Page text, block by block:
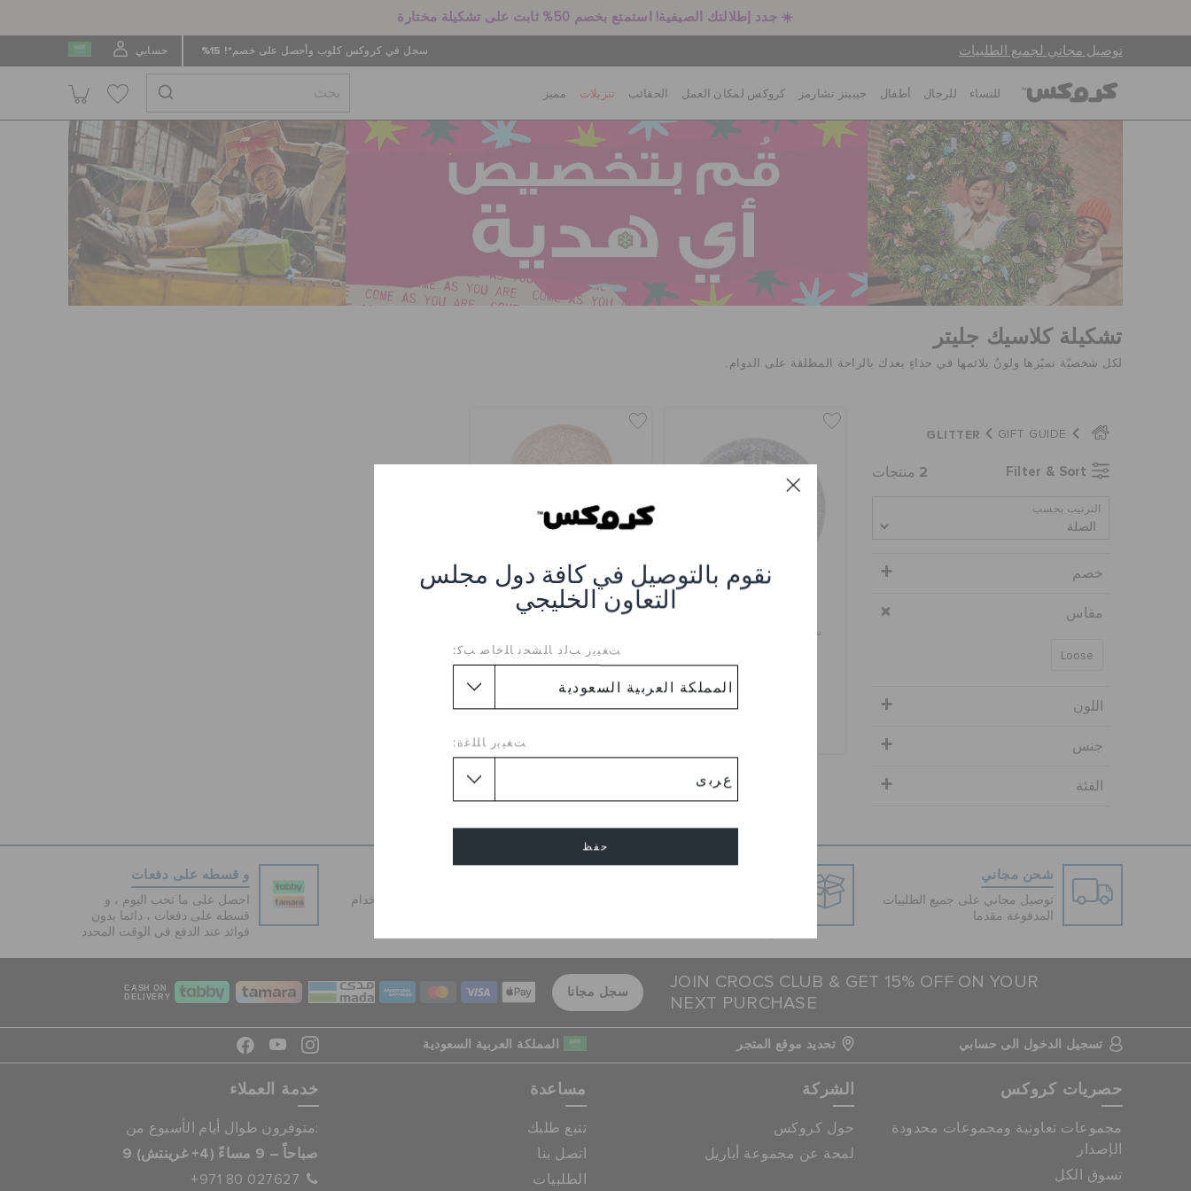
☀️ جدد إطلالتك الصيفية! استمتع بخصم 50% ثابت على تشكيلة مختارة
توصيل مجاني لجميع الطلبيات سجل في كروكس كلوب وأحصل على خصم*! 15% حسابي
نقوم بالتوصيل في كافة دول مجلس
التعاون الخليجي
ﺖﻐﻴﻳﺭ ﺐﻟﺩ ﺎﻠﺸﺤﻧ ﺎﻠﺧﺎﺻ ﺐﻛ:
ﺖﻐﻴﻳﺭ ﺎﻠﻠﻏﺓ:
حفظ
للنساء للرجال أطفال جيبيتز تشارمز كروكس لمكان العمل الحقائب تنزيلات مميز
تشكيلة كلاسيك جليتر
لكل شخصيّة تميّزها ولونٌ يلائمها في حذاءٍ يعدك بالراحة المطلقة على الدوام.
GIFT GUIDE
GLITTER
Filter & Sort
2 منتجات
الترتيب بحسب
خصم
مقاس
Loose
اللون
جنس
الفئة
ستيكر برسومات كرتونية
ر.س 19
شحن مجاني
توصيل مجاني على جميع الطلبيات
المدفوعة مقدما
عمليات دفع آمنة 100% باستخدام
و قسطه على دفعات
احصل على ما تحب اليوم ، و
قسطه على دفعات ، دائما بدون
فوائد عند الدفع في الوقت المحدد
JOIN CROCS CLUB & GET 15% OFF ON YOUR
NEXT PURCHASE
سجل مجانا
CASH ON
DELIVERY
تسجيل الدخول الى حسابي تحديد موقع المتجر المملكة العربية السعودية
حصريات كروكس
مجموعات تعاونية ومجموعات محدودة
الإصدار
تسوق الكل
الشركة
حول كروكس
لمحة عن مجموعة أباريل
مساعدة
تتبع طلبك
اتصل بنا
الطلبيات
خدمة العملاء
متوفرون طوال أيام الأسبوع من:
9 صباحاً – 9 مساءً (4+ غرينتش)
+971 80 027627